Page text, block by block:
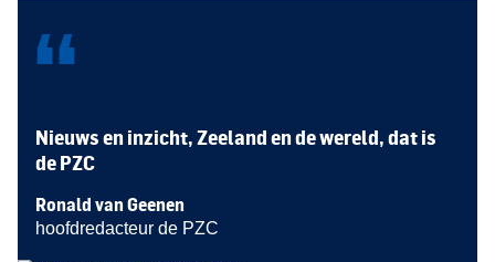
“
Nieuws en inzicht, Zeeland en de wereld, dat is
de PZC
Ronald van Geenen
hoofdredacteur de PZC